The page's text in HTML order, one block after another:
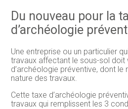
Du nouveau pour la
d’archéologie
Une entreprise ou un particulier
travaux affectant le sous-sol doit
d’archéologie préventive, dont le
nature des travaux.
Cette taxe d’archéologie
travaux qui remplissent les 3